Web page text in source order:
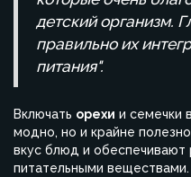
детский организм.
правильно их
питания".
Включать орехи и семечки
модно, но и крайне
вкус блюд и
питательными